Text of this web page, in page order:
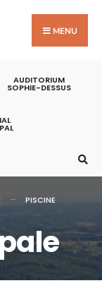
MENU
AUDITORIUM
SOPHIE-DESSUS
PISCINE